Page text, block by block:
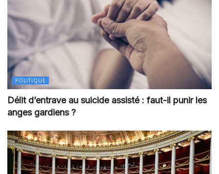
POLITIQUE
Délit d’entrave au suicide assisté : faut-il punir les
anges gardiens ?